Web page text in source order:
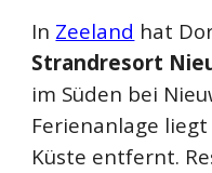
In Zeeland hat
Strandresort
im Süden bei
Ferienanlage
Küste entfernt.